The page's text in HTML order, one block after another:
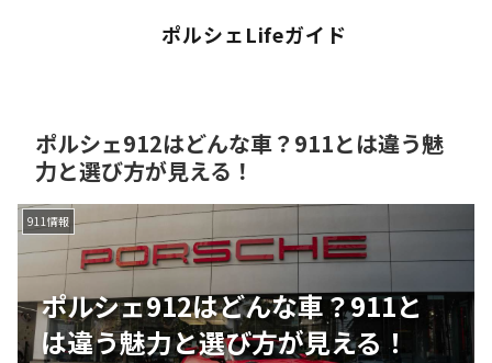
ポルシェLifeガイド
ポルシェ912はどんな車？911とは違う魅
力と選び方が見える！
ポルシェ912はどんな車？911と
は違う魅力と選び方が見える！
911情報